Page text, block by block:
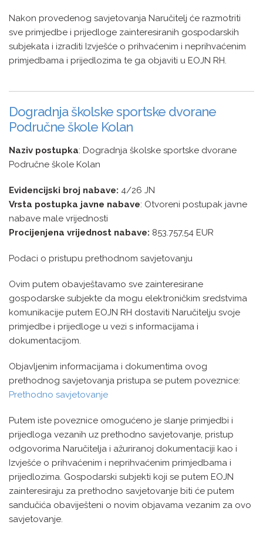
Nakon provedenog savjetovanja Naručitelj će razmotriti
sve primjedbe i prijedloge zainteresiranih gospodarskih
subjekata i izraditi Izvješće o prihvaćenim i neprihvaćenim
primjedbama i prijedlozima te ga objaviti u EOJN RH.
Dogradnja školske sportske dvorane
Područne škole Kolan
Naziv postupka: Dogradnja školske sportske dvorane
Područne škole Kolan
Evidencijski broj nabave: 4/26 JN
Vrsta postupka javne nabave: Otvoreni postupak javne
nabave male vrijednosti
Procijenjena vrijednost nabave: 853.757,54 EUR
Podaci o pristupu prethodnom savjetovanju
Ovim putem obavještavamo sve zainteresirane
gospodarske subjekte da mogu elektroničkim sredstvima
komunikacije putem EOJN RH dostaviti Naručitelju svoje
primjedbe i prijedloge u vezi s informacijama i
dokumentacijom.
Objavljenim informacijama i dokumentima ovog
prethodnog savjetovanja pristupa se putem poveznice:
Prethodno savjetovanje
Putem iste poveznice omogućeno je slanje primjedbi i
prijedloga vezanih uz prethodno savjetovanje, pristup
odgovorima Naručitelja i ažuriranoj dokumentaciji kao i
Izvješće o prihvaćenim i neprihvaćenim primjedbama i
prijedlozima. Gospodarski subjekti koji se putem EOJN
zainteresiraju za prethodno savjetovanje biti će putem
sandučića obaviješteni o novim objavama vezanim za ovo
savjetovanje.